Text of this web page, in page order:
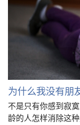
为什么我没有朋
不是只有你感到寂
龄的人怎样消除这种